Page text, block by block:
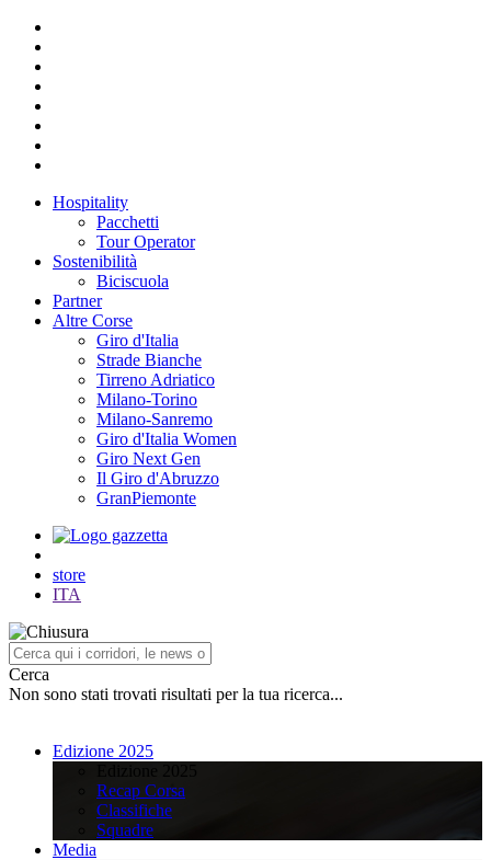
Hospitality
Pacchetti
Tour Operator
Sostenibilità
Biciscuola
Partner
Altre Corse
Giro d'Italia
Strade Bianche
Tirreno Adriatico
Milano-Torino
Milano-Sanremo
Giro d'Italia Women
Giro Next Gen
Il Giro d'Abruzzo
GranPiemonte
store
ITA
Cerca
Non sono stati trovati risultati per la tua ricerca...
Edizione 2025
Recap Corsa
Classifiche
Squadre
Media